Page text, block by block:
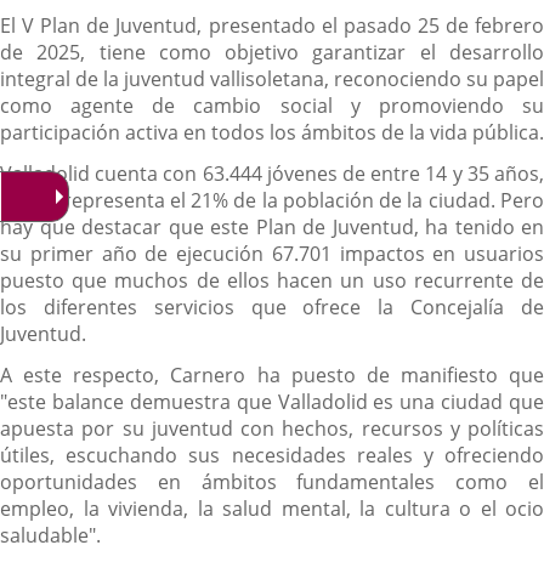
El V Plan de Juventud, presentado el pasado 25 de febrero
de 2025, tiene como objetivo garantizar el desarrollo
integral de la juventud vallisoletana, reconociendo su papel
como agente de cambio social y promoviendo su
participación activa en todos los ámbitos de la vida pública.
Valladolid cuenta con 63.444 jóvenes de entre 14 y 35 años,
lo que representa el 21% de la población de la ciudad. Pero
hay que destacar que este Plan de Juventud, ha tenido en
su primer año de ejecución 67.701 impactos en usuarios
puesto que muchos de ellos hacen un uso recurrente de
los diferentes servicios que ofrece la Concejalía de
Juventud.
A este respecto, Carnero ha puesto de manifiesto que
"este balance demuestra que Valladolid es una ciudad que
apuesta por su juventud con hechos, recursos y políticas
útiles, escuchando sus necesidades reales y ofreciendo
oportunidades en ámbitos fundamentales como el
empleo, la vivienda, la salud mental, la cultura o el ocio
saludable".